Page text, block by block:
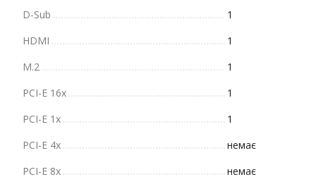
D-Sub
1
HDMI
1
M.2
1
PCI-E 16x
1
PCI-E 1x
1
PCI-E 4x
немає
PCI-E 8x
немає